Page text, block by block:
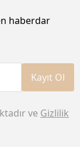
haberdar
Kayıt Ol
ve Gizlilik